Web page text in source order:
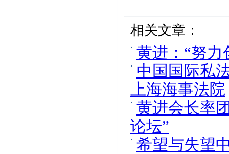
相关文章：
黄进：“努力
中国国际私
上海海事法院
黄进会长率
论坛”
希望与失望